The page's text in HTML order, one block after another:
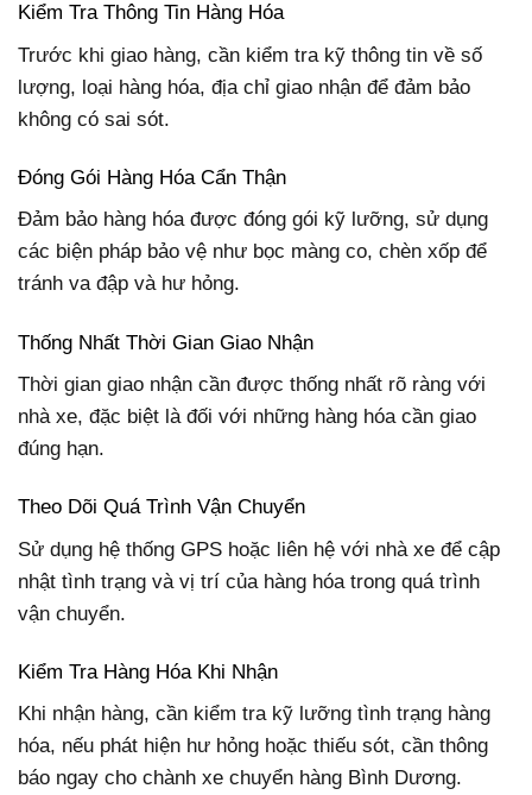
Kiểm Tra Thông Tin Hàng Hóa
Trước khi giao hàng, cần kiểm tra kỹ thông tin về số
lượng, loại hàng hóa, địa chỉ giao nhận để đảm bảo
không có sai sót.
Đóng Gói Hàng Hóa Cẩn Thận
Đảm bảo hàng hóa được đóng gói kỹ lưỡng, sử dụng
các biện pháp bảo vệ như bọc màng co, chèn xốp để
tránh va đập và hư hỏng.
Thống Nhất Thời Gian Giao Nhận
Thời gian giao nhận cần được thống nhất rõ ràng với
nhà xe, đặc biệt là đối với những hàng hóa cần giao
đúng hạn.
Theo Dõi Quá Trình Vận Chuyển
Sử dụng hệ thống GPS hoặc liên hệ với nhà xe để cập
nhật tình trạng và vị trí của hàng hóa trong quá trình
vận chuyển.
Kiểm Tra Hàng Hóa Khi Nhận
Khi nhận hàng, cần kiểm tra kỹ lưỡng tình trạng hàng
hóa, nếu phát hiện hư hỏng hoặc thiếu sót, cần thông
báo ngay cho chành xe chuyển hàng Bình Dương.